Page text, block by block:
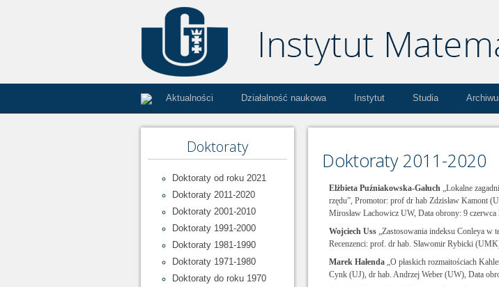
Aktualności Działalność naukowa Instytut Studia
Doktoraty
Doktoraty od roku 2021
Doktoraty 2011-2020
Doktoraty 2001-2010
Doktoraty 1991-2000
Doktoraty 1981-1990
Doktoraty 1971-1980
Doktoraty do roku 1970
Doktoraty 2011-2020
Elżbieta Puźniakowska-Gałuch „Lokalne
rzędu”, Promotor: prof dr hab Zdzisław Kamont
Mirosław Lachowicz UW, Data obrony: 9 czerwca
Wojciech Uss „Zastosowania indeksu Conleya w
Recenzenci: prof. dr hab. Sławomir Rybicki
Marek Hałenda „O płaskich rozmaitościach
Cynk (UJ), dr hab. Andrzej Weber (UW), Data